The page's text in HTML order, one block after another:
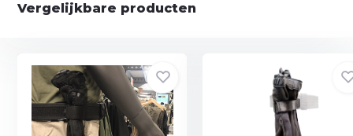
Vergelijkbare producten